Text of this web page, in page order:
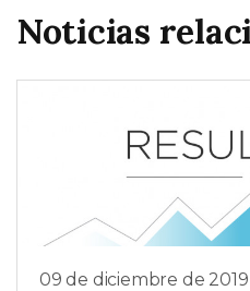
Noticias
09 de diciembre de 2019